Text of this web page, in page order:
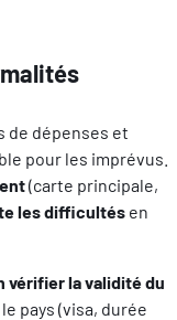
de dépenses et
pour les imprévus.
(carte principale,
les difficultés en
vérifier la validité du
pays (visa, durée